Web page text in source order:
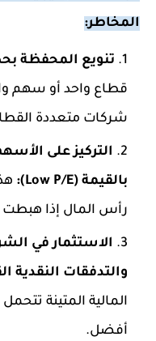
المخاطر:
تنويع المحفظة
قطاع واحد أو سهم
شركات متعددة
التركيز على
بالقيمة (Low P/E):
رأس المال إذا هبطت
الاستثمار في
والتدفقات النقدية
المالية المتينة
أفضل.